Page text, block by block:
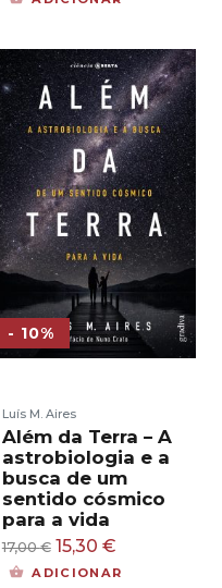
era:
17,00 €.
é:
15,30 €.
- 10%
Luís M. Aires
Além da Terra – A
astrobiologia e a
busca de um
sentido cósmico
para a vida
17,00€ O
preço
15,30 €O
preço
ADICIONAR